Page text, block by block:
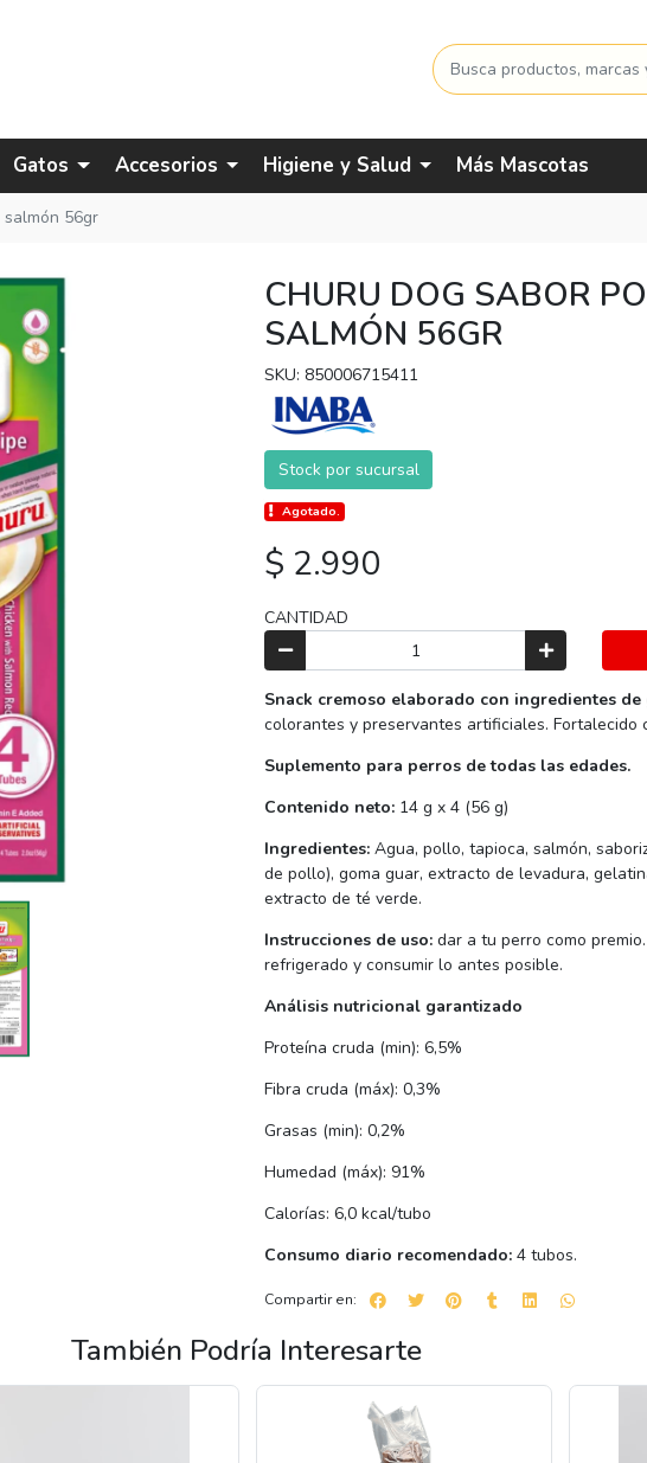
Gatos Accesorios Higiene y Salud Más Mascotas
56gr
CHURU DOG SABOR
SALMÓN 56GR
SKU: 850006715411
Stock por sucursal
Agotado.
$ 2.990
CANTIDAD
Snack cremoso elaborado con ingredientes de
colorantes y preservantes artificiales. Fortalecido
Suplemento para perros de todas las edades.
Contenido neto: 14 g x 4 (56 g)
Ingredientes: Agua, pollo, tapioca, salmón,
de pollo), goma guar, extracto de levadura,
extracto de té verde.
Instrucciones de uso: dar a tu perro como
refrigerado y consumir lo antes posible.
Análisis nutricional garantizado
Proteína cruda (min): 6,5%
Fibra cruda (máx): 0,3%
Grasas (min): 0,2%
Humedad (máx): 91%
Calorías: 6,0 kcal/tubo
Consumo diario recomendado: 4 tubos.
Compartir en:
También Podría Interesarte